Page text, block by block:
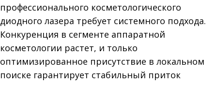
профессионального косметологического
диодного лазера требует системного подхода.
Конкуренция в сегменте аппаратной
косметологии растет, и только
оптимизированное присутствие в локальном
поиске гарантирует стабильный приток